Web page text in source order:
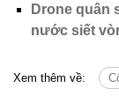
Drone quân
nước siết
Xem thêm về: